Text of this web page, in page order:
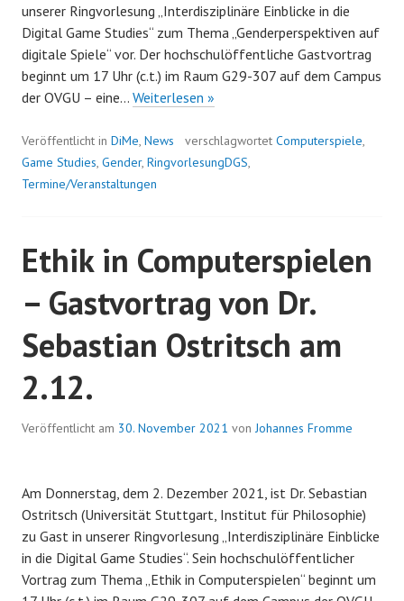
unserer Ringvorlesung „Interdisziplinäre Einblicke in die
Digital Game Studies“ zum Thema „Genderperspektiven auf
digitale Spiele“ vor. Der hochschulöffentliche Gastvortrag
beginnt um 17 Uhr (c.t.) im Raum G29-307 auf dem Campus
der OVGU – eine… Weiterlesen »
digitale
Spiele
Angela
Tillmann
Veröffentlicht in DiMe, News verschlagwortet Computerspiele,
Game Studies, Gender, RingvorlesungDGS,
Termine/Veranstaltungen
Ethik in Computerspielen
– Gastvortrag von Dr.
Sebastian Ostritsch am
2.12.
Veröffentlicht am 30. November 2021 vonJohannes Fromme
Am Donnerstag, dem 2. Dezember 2021, ist Dr. Sebastian
Ostritsch (Universität Stuttgart, Institut für Philosophie)
zu Gast in unserer Ringvorlesung „Interdisziplinäre Einblicke
in die Digital Game Studies“. Sein hochschulöffentlicher
Vortrag zum Thema „Ethik in Computerspielen“ beginnt um